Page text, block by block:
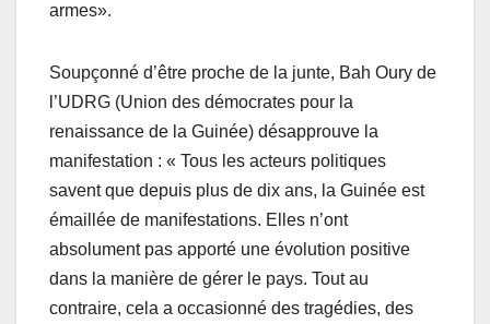
armes».
Soupçonné d’être proche de la junte, Bah Oury de
l’UDRG (Union des démocrates pour la
renaissance de la Guinée) désapprouve la
manifestation : « Tous les acteurs politiques
savent que depuis plus de dix ans, la Guinée est
émaillée de manifestations. Elles n’ont
absolument pas apporté une évolution positive
dans la manière de gérer le pays. Tout au
contraire, cela a occasionné des tragédies, des